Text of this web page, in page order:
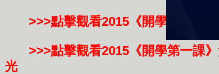
>>>點擊觀看2015《開學第一課
>>>點擊觀看2015《開學第一課
光